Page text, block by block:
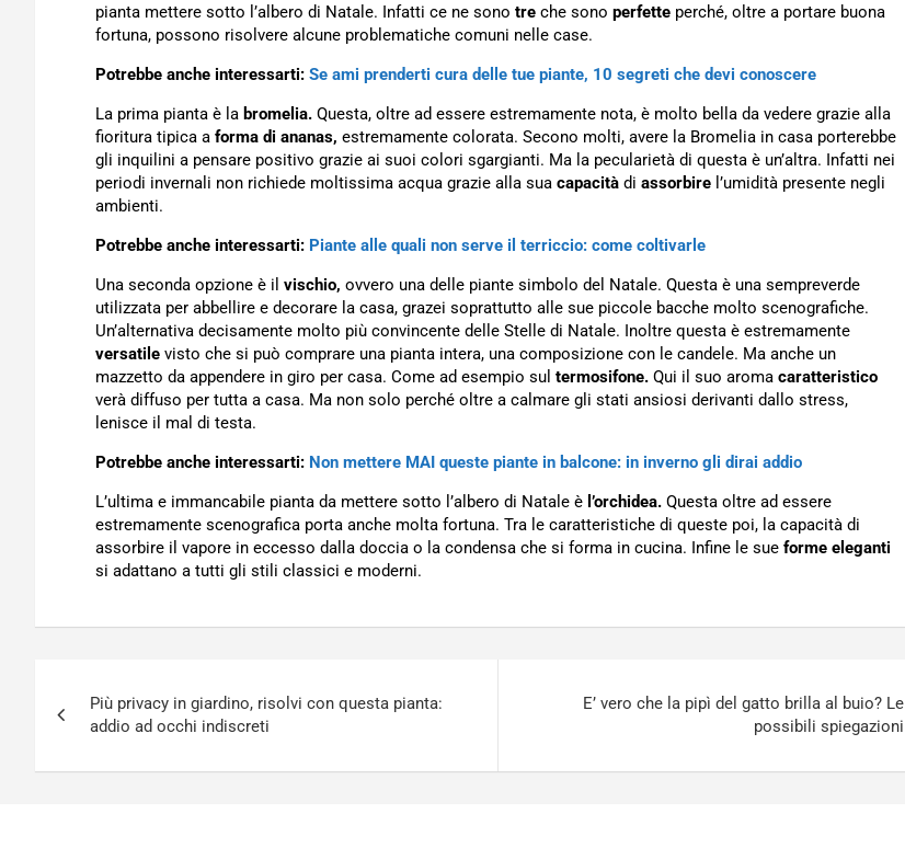
pianta mettere sotto l’albero di Natale. Infatti ce ne sono tre che sono perfette perché, oltre a portare buona
fortuna, possono risolvere alcune problematiche comuni nelle case.
Potrebbe anche interessarti: Se ami prenderti cura delle tue piante, 10 segreti che devi conoscere
La prima pianta è la bromelia. Questa, oltre ad essere estremamente nota, è molto bella da vedere grazie alla
fioritura tipica a forma di ananas, estremamente colorata. Secono molti, avere la Bromelia in casa porterebbe
gli inquilini a pensare positivo grazie ai suoi colori sgargianti. Ma la pecularietà di questa è un’altra. Infatti nei
periodi invernali non richiede moltissima acqua grazie alla sua capacità di assorbire l’umidità presente negli
ambienti.
Potrebbe anche interessarti: Piante alle quali non serve il terriccio: come coltivarle
Una seconda opzione è il vischio, ovvero una delle piante simbolo del Natale. Questa è una sempreverde
utilizzata per abbellire e decorare la casa, grazei soprattutto alle sue piccole bacche molto scenografiche.
Un’alternativa decisamente molto più convincente delle Stelle di Natale. Inoltre questa è estremamente
versatile visto che si può comprare una pianta intera, una composizione con le candele. Ma anche un
mazzetto da appendere in giro per casa. Come ad esempio sul termosifone. Qui il suo aroma caratteristico
verà diffuso per tutta a casa. Ma non solo perché oltre a calmare gli stati ansiosi derivanti dallo stress,
lenisce il mal di testa.
Potrebbe anche interessarti: Non mettere MAI queste piante in balcone: in inverno gli dirai addio
L’ultima e immancabile pianta da mettere sotto l’albero di Natale è l’orchidea. Questa oltre ad essere
estremamente scenografica porta anche molta fortuna. Tra le caratteristiche di queste poi, la capacità di
assorbire il vapore in eccesso dalla doccia o la condensa che si forma in cucina. Infine le sue forme eleganti
si adattano a tutti gli stili classici e moderni.
articoli
Più privacy in giardino, risolvi con questa pianta:
addio ad occhi indiscreti
E’ vero che la pipì del gatto brilla al buio? Le
possibili spiegazioni